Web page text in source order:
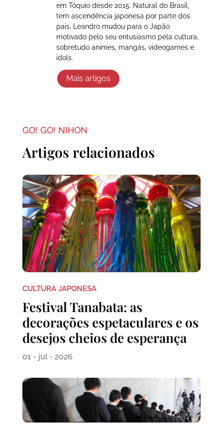
em Tóquio desde 2015. Natural do Brasil,
tem ascendência japonesa por parte dos
pais. Leandro mudou para o Japão
motivado pelo seu entusiasmo pela cultura,
sobretudo animes, mangás, videogames e
idols.
Mais artigos
GO! GO! NIHON
Artigos relacionados
CULTURA JAPONESA
Festival Tanabata: as
decorações espetaculares e os
desejos cheios de esperança
01 - jul - 2026